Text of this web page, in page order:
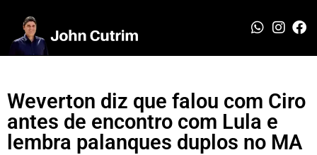
Weverton diz que falou com Ciro
antes de encontro com Lula e
lembra palanques duplos no MA